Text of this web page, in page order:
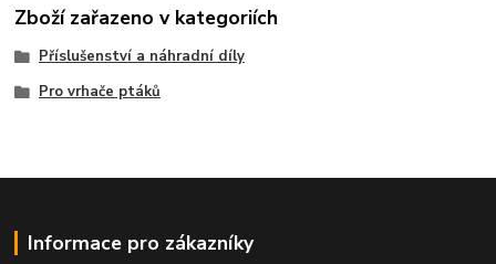
Zboží zařazeno v kategoriích
Příslušenství a náhradní díly
Pro vrhače ptáků
Informace pro zákazníky